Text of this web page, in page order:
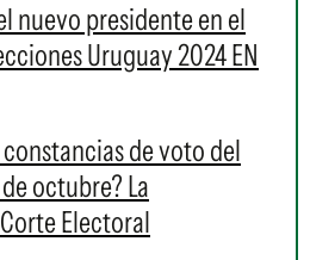
nuevo presidente en el
Uruguay 2024 EN
de voto del
octubre? La
Electoral